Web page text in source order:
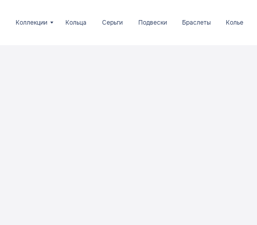
Коллекции Кольца Серьги Подвески Браслеты Колье